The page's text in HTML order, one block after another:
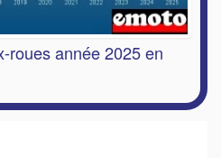
roues année 2025 en